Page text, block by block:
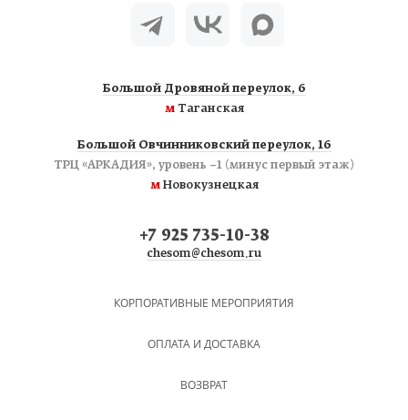
Большой Дровяной переулок, 6
мТаганская
Большой Овчинниковский переулок, 16
ТРЦ «АРКАДИЯ», уровень −1 (минус первый этаж)
мНовокузнецкая
+7 925 735-10-38
chesom@chesom.ru
КОРПОРАТИВНЫЕ МЕРОПРИЯТИЯ
ОПЛАТА И ДОСТАВКА
ВОЗВРАТ